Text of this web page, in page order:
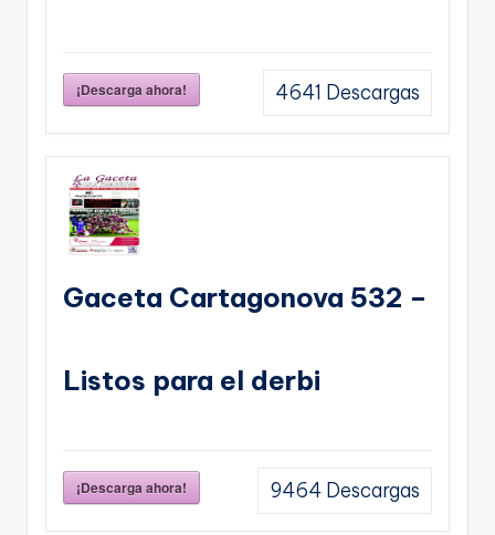
¡Descarga ahora! 4641 Descargas
Gaceta Cartagonova 532 –
Listos para el derbi
¡Descarga ahora! 9464 Descargas